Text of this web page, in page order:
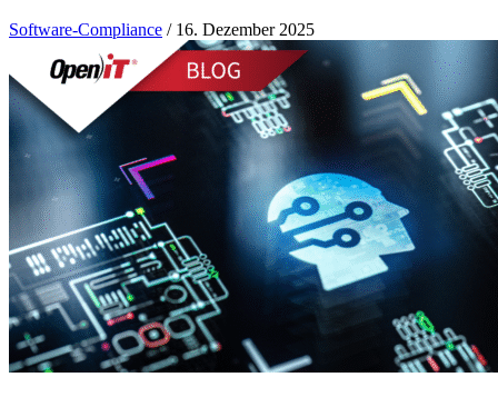
Software-Compliance / 16. Dezember 2025